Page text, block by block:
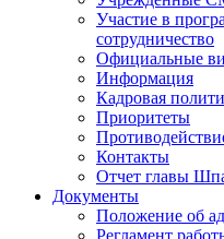
Участие в
сотрудничество
Официальные
Информация
Кадровая
Приоритеты
Контакты
Отчет главы
Документы
Положение об